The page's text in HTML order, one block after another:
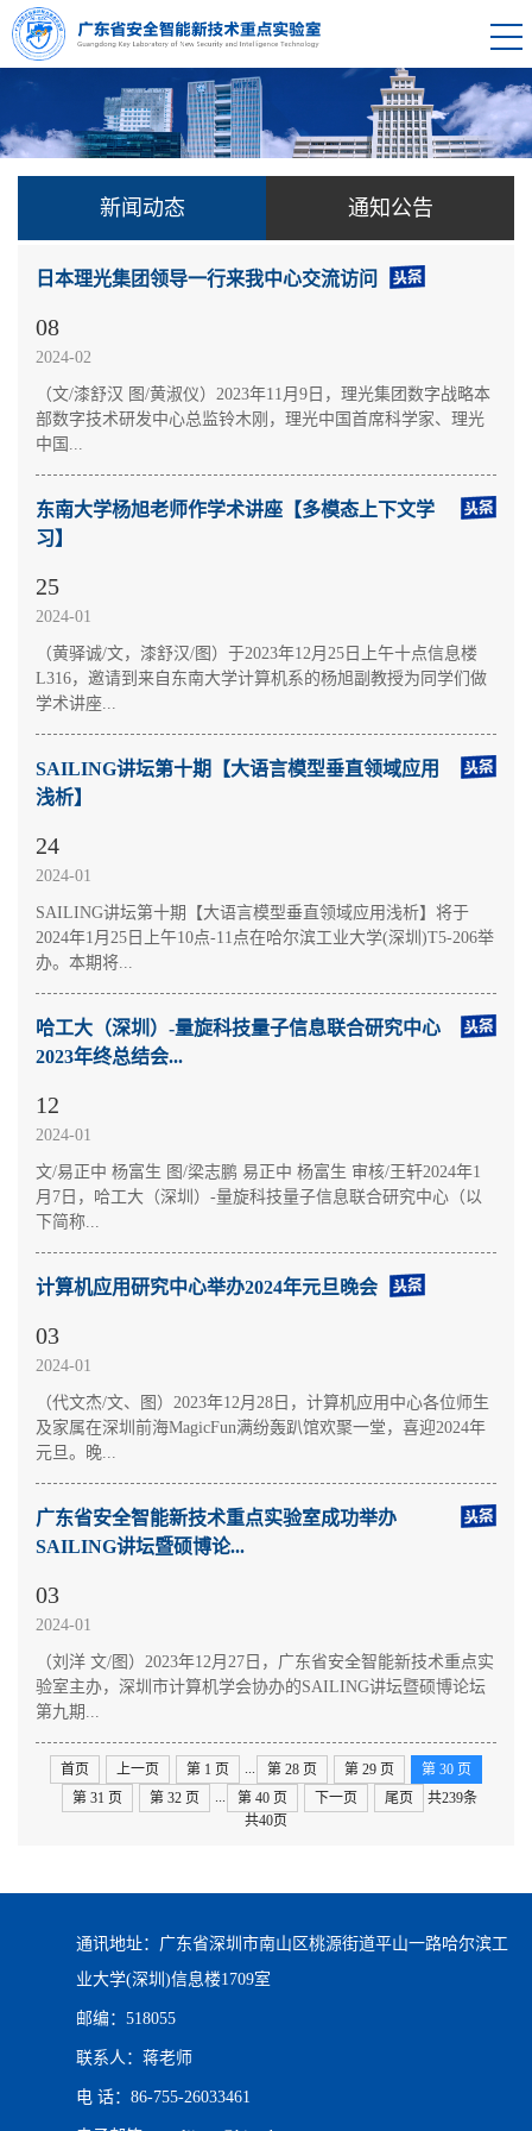
新闻动态 通知公告
日本理光集团领导一行来我中心交流访问
08
2024-02
​（文/漆舒汉 图/黄淑仪）2023年11月9日，理光集团数字战略本
部数字技术研发中心总监铃木刚，理光中国首席科学家、理光
中国...
东南大学杨旭老师作学术讲座【多模态上下文学
习】
25
2024-01
（黄驿诚/文，漆舒汉/图）于2023年12月25日上午十点信息楼
L316，邀请到来自东南大学计算机系的杨旭副教授为同学们做
学术讲座...
SAILING讲坛第十期【大语言模型垂直领域应用
浅析】
24
2024-01
SAILING讲坛第十期【大语言模型垂直领域应用浅析】将于
2024年1月25日上午10点-11点在哈尔滨工业大学(深圳)T5-206举
办。本期将...
哈工大（深圳）-量旋科技量子信息联合研究中心
2023年终总结会...
12
2024-01
文/易正中 杨富生 图/梁志鹏 易正中 杨富生 审核/王轩2024年1
月7日，哈工大（深圳）-量旋科技量子信息联合研究中心（以
下简称...
计算机应用研究中心举办2024年元旦晚会
03
2024-01
（代文杰/文、图）2023年12月28日，计算机应用中心各位师生
及家属在深圳前海MagicFun满纷轰趴馆欢聚一堂，喜迎2024年
元旦。晚...
广东省安全智能新技术重点实验室成功举办
SAILING讲坛暨硕博论...
03
2024-01
​（刘洋 文/图）2023年12月27日，广东省安全智能新技术重点实
验室主办，深圳市计算机学会协办的SAILING讲坛暨硕博论坛
第九期...
首页 上一页 第 1 页 第 28 页 第 29 页
第 30 页
第 31 页
第 32 页 第 40 页 下一页 尾页
共239条
共40页
通讯地址：广东省深圳市南山区桃源街道平山一路哈尔滨工
业大学(深圳)信息楼1709室
邮编：518055
联系人：蒋老师
电 话：86-755-26033461